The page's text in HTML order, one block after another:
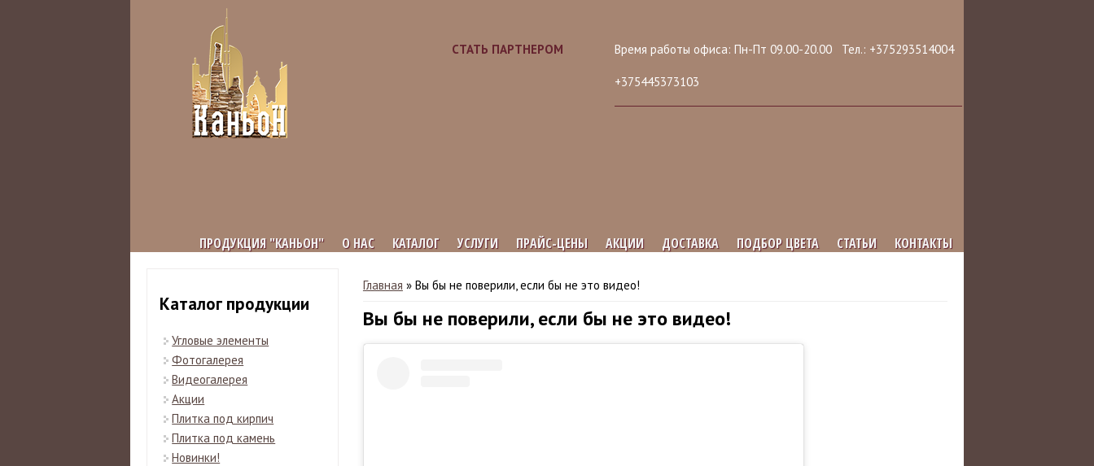
Время работы офиса: Пн-Пт 09.00-20.00 Тел.: +375293514004
+375445373103
СТАТЬ ПАРТНЕРОМ
ПРОДУКЦИЯ "КАНЬОН" О НАС КАТАЛОГ УСЛУГИ ПРАЙС-ЦЕНЫ АКЦИИ ДОСТАВКА ПОДБОР ЦВЕТА СТАТЬИ КОНТАКТЫ
Вы здесь
Главная » Вы бы не поверили, если бы не это видео!
Вы бы не поверили, если бы не это видео!
Каталог продукции
Угловые элементы
Фотогалерея
Видеогалерея
Акции
Плитка под кирпич
Плитка под камень
Новинки!